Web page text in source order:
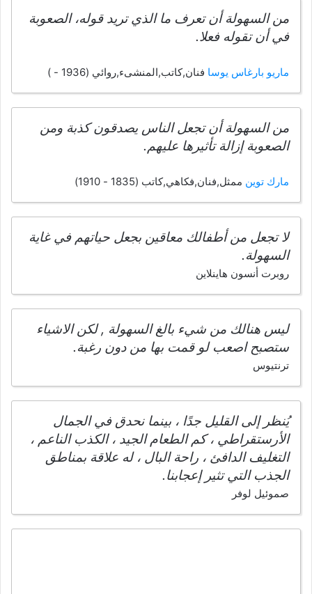
من السهولة أن تعرف ما الذي تريد قوله، الصعوبة
في أن تقوله فعلا.
ماريو بارغاس يوسا فنان,كاتب,المنشىء,روائي (1936 - )
من السهولة أن تجعل الناس يصدقون كذبة ومن
الصعوبة إزالة تأثيرها عليهم.
مارك توين ممثل,فنان,فكاهي,كاتب (1835 - 1910)
لا تجعل من أطفالك معاقين بجعل حياتهم في غاية
السهولة.
روبرت أنسون هاينلاين
ليس هنالك من شيء بالغ السهولة , لكن الاشياء
ستصبح اصعب لو قمت بها من دون رغبة.
ترنتيوس
يُنظر إلى القليل جدًا ، بينما نحدق في الجمال
الأرستقراطي ، كم الطعام الجيد ، الكذب الناعم ،
التغليف الدافئ ، راحة البال ، له علاقة بمناطق
الجذب التي تثير إعجابنا.
صموئيل لوفر